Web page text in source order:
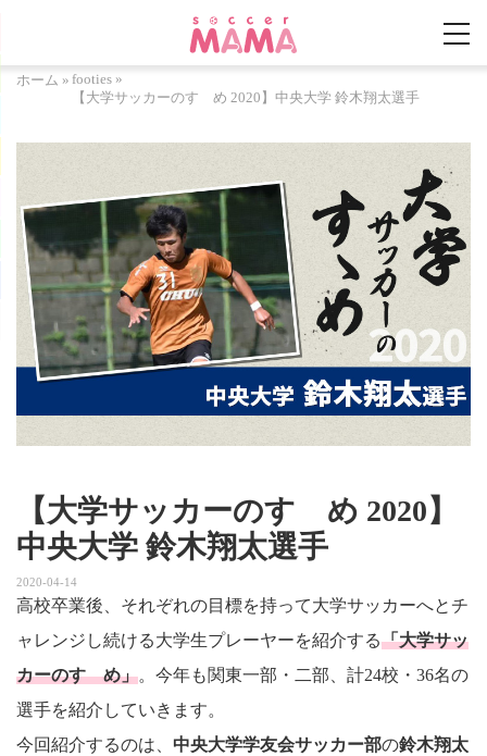
ホーム » footies »
【大学サッカーのすゝめ 2020】中央大学 鈴木翔太選手
【大学サッカーのすゝめ 2020】
中央大学 鈴木翔太選手
2020-04-14
高校卒業後、それぞれの目標を持って大学サッカーへとチ
ャレンジし続ける大学生プレーヤーを紹介する「大学サッ
カーのすゝめ」。今年も関東一部・二部、計24校・36名の
選手を紹介していきます。
今回紹介するのは、 中央大学学友会サッカー部の鈴木翔太